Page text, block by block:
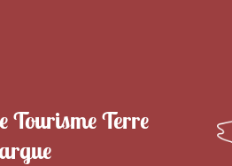
Tourisme Terre